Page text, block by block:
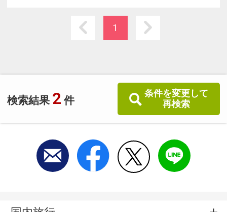
検索結果 2 件
条件を変更して
再検索
・瀬戸内海で獲れた新鮮な魚介類をふんだんに
・露天風呂から望む瀬戸内海は景色は必見で
1